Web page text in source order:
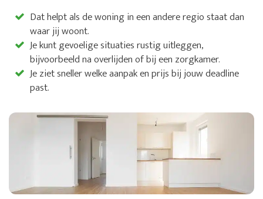
Dat helpt als de woning in een andere regio staat dan
waar jij woont.
Je kunt gevoelige situaties rustig uitleggen,
bijvoorbeeld na overlijden of bij een zorgkamer.
Je ziet sneller welke aanpak en prijs bij jouw deadline
past.